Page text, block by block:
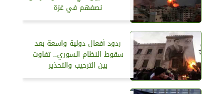
نصفهم في غزة
ردود أفعال دولية واسعة بعد
سقوط النظام السوري.. تفاوت
بين الترحيب والتحذير